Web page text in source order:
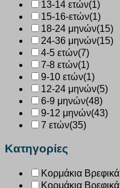
13-14 ετών(1)
15-16-ετών(1)
18-24 μηνών(15)
24-36 μηνών(15)
4-5 ετών(7)
7-8 ετών(1)
9-10 ετών(1)
12-24 μηνών(5)
6-9 μηνών(48)
9-12 μηνών(43)
7 ετών(35)
Κατηγορίες
Κορμάκια Βρεφικά
Κορμάκια Βρεφικά